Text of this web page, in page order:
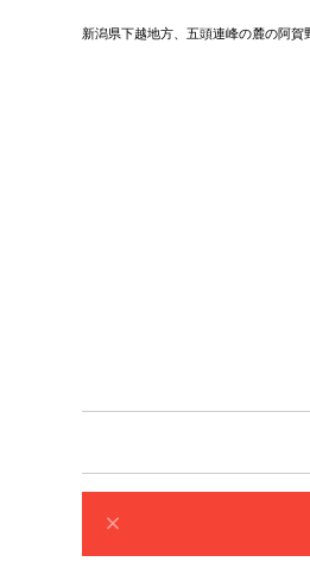
新潟県下越地方、五頭連峰の麓の阿